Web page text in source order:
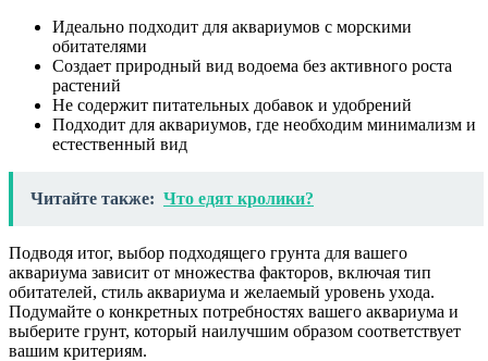
Идеально подходит для аквариумов с морскими
обитателями
Создает природный вид водоема без активного роста
растений
Не содержит питательных добавок и удобрений
Подходит для аквариумов, где необходим минимализм и
естественный вид
Читайте также: Что едят кролики?
Подводя итог, выбор подходящего грунта для вашего
аквариума зависит от множества факторов, включая тип
обитателей, стиль аквариума и желаемый уровень ухода.
Подумайте о конкретных потребностях вашего аквариума и
выберите грунт, который наилучшим образом соответствует
вашим критериям.